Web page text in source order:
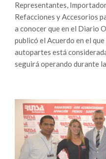
Representantes,
Refacciones y Accesorios
a conocer que en el Diario
publicó el Acuerdo en el
autopartes está
seguirá operando durante